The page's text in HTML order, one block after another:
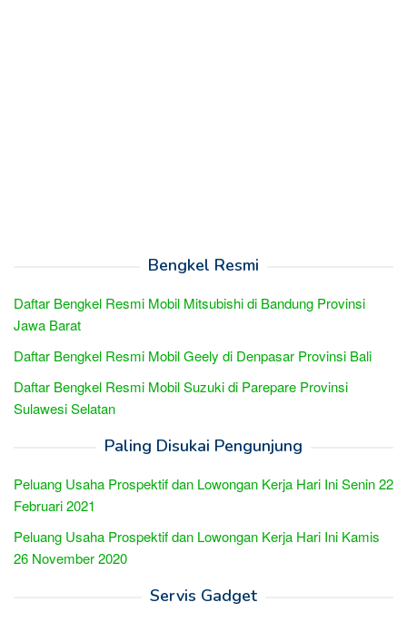
Bengkel Resmi
Daftar Bengkel Resmi Mobil Mitsubishi di Bandung Provinsi
Jawa Barat
Daftar Bengkel Resmi Mobil Geely di Denpasar Provinsi Bali
Daftar Bengkel Resmi Mobil Suzuki di Parepare Provinsi
Sulawesi Selatan
Paling Disukai Pengunjung
Peluang Usaha Prospektif dan Lowongan Kerja Hari Ini Senin 22
Februari 2021
Peluang Usaha Prospektif dan Lowongan Kerja Hari Ini Kamis
26 November 2020
Servis Gadget